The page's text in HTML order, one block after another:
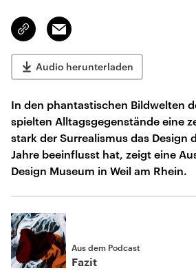
Link
kopieren/teilen
Email
Audio herunterladen
In den phantastischen Bildwelten
spielten Alltagsgegenstände eine
stark der Surrealismus das Design
Jahre beeinflusst hat, zeigt eine
Design Museum in Weil am Rhein.
Aus dem Podcast
Fazit